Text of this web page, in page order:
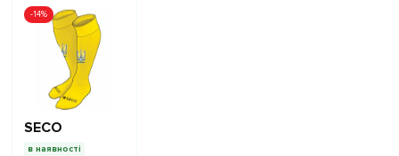
-14%
SECO
в наявності